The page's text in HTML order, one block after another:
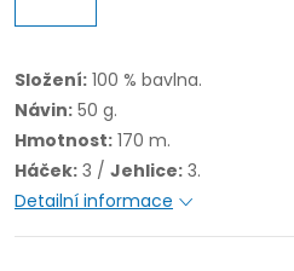
Složení: 100 % bavlna.
Návin: 50 g.
Hmotnost: 170 m.
Háček: 3 / Jehlice: 3.
Detailní informace